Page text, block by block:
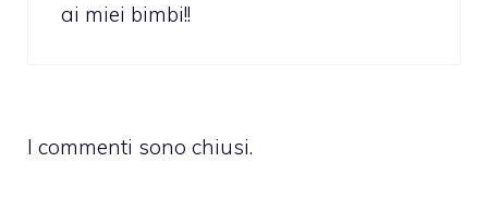
ai miei bimbi!!
I commenti sono chiusi.